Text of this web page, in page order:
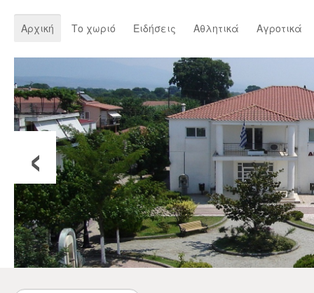
Αρχική Το χωριό Ειδήσεις Αθλητικά Αγροτικά
‹